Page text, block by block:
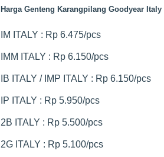
Harga Genteng Karangpilang Goodyear Italy
IM ITALY : Rp 6.475/pcs
IMM ITALY : Rp 6.150/pcs
IB ITALY / IMP ITALY : Rp 6.150/pcs
IP ITALY : Rp 5.950/pcs
2B ITALY : Rp 5.500/pcs
2G ITALY : Rp 5.100/pcs